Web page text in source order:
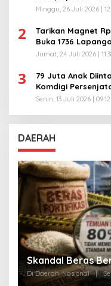
Minggu, 26 Juli 2026 |
2
Tarikan Magnet Rp
Buka 1736
Jumat, 24 Juli 2026 |
3
79 Juta Anak
Komdigi
Senin, 13 Juli 2026 |
DAERAH
Skandal Beras
Di Daerah, Nasional |